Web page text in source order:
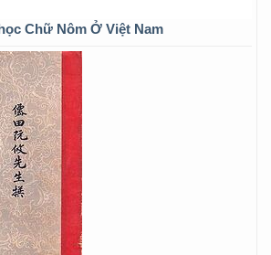
Chữ Nôm Ở Việt Nam